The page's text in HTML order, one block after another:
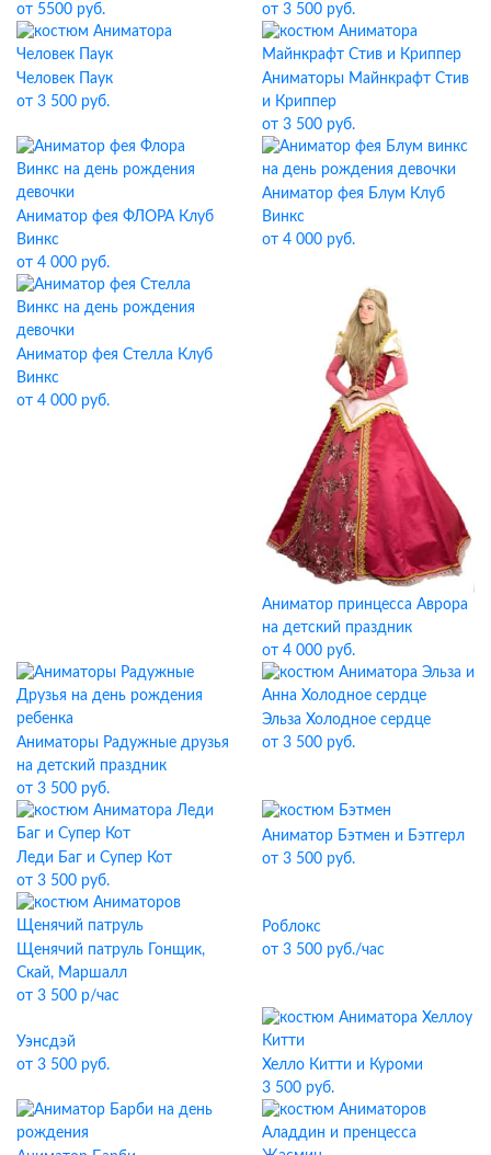
от 5500 руб.
от 3 500 руб.
Человек Паук
от 3 500 руб.
Аниматоры Майнкрафт Стив
и Криппер
от 3 500 руб.
Аниматор фея ФЛОРА Клуб
Винкс
от 4 000 руб.
Аниматор фея Блум Клуб
Винкс
от 4 000 руб.
Аниматор фея Стелла Клуб
Винкс
от 4 000 руб.
Аниматор принцесса Аврора
на детский праздник
от 4 000 руб.
Аниматоры Радужные друзья
на детский праздник
от 3 500 руб.
Эльза Холодное сердце
от 3 500 руб.
Леди Баг и Супер Кот
от 3 500 руб.
Аниматор Бэтмен и Бэтгерл
от 3 500 руб.
Щенячий патруль Гонщик,
Скай, Маршалл
от 3 500 р/час
Роблокс
от 3 500 руб./час
Уэнсдэй
от 3 500 руб.
Хелло Китти и Куроми
3 500 руб.